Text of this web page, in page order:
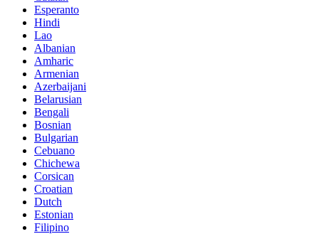
Esperanto
Hindi
Lao
Albanian
Amharic
Armenian
Azerbaijani
Belarusian
Bengali
Bosnian
Bulgarian
Cebuano
Chichewa
Corsican
Croatian
Dutch
Estonian
Filipino